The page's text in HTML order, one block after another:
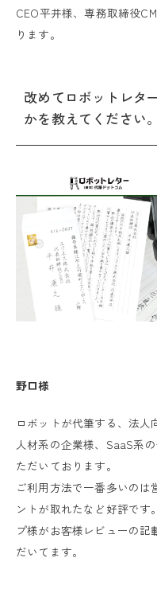
CEO平井様、専務取締役
ります。
改めてロボットレタ
かを教えてください。
野口様
ロボットが代筆する、法人
人材系の企業様、SaaS系
ただいております。
ご利用方法で一番多いのは
ントが取れたなど好評です
プ様がお客様レビューの記
だいてます。